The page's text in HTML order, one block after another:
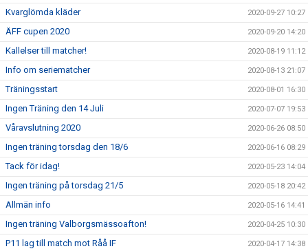
Kvarglömda kläder 2020-09-27 10:27
ÄFF cupen 2020 2020-09-20 14:20
Kallelser till matcher! 2020-08-19 11:12
Info om seriematcher 2020-08-13 21:07
Träningsstart 2020-08-01 16:30
Ingen Träning den 14 Juli 2020-07-07 19:53
Våravslutning 2020 2020-06-26 08:50
Ingen träning torsdag den 18/6 2020-06-16 08:29
Tack för idag! 2020-05-23 14:04
Ingen träning på torsdag 21/5 2020-05-18 20:42
Allmän info 2020-05-16 14:41
Ingen träning Valborgsmässoafton! 2020-04-25 10:30
P11 lag till match mot Råå IF 2020-04-17 14:38